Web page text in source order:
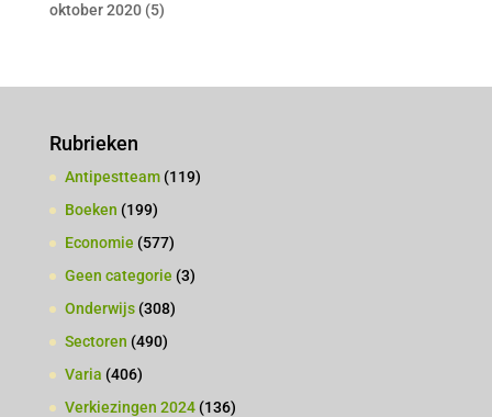
oktober 2020(5)
Rubrieken
Antipestteam(119)
Boeken (199)
Economie (577)
Geen categorie (3)
Onderwijs(308)
Sectoren (490)
Varia (406)
Verkiezingen 2024(136)